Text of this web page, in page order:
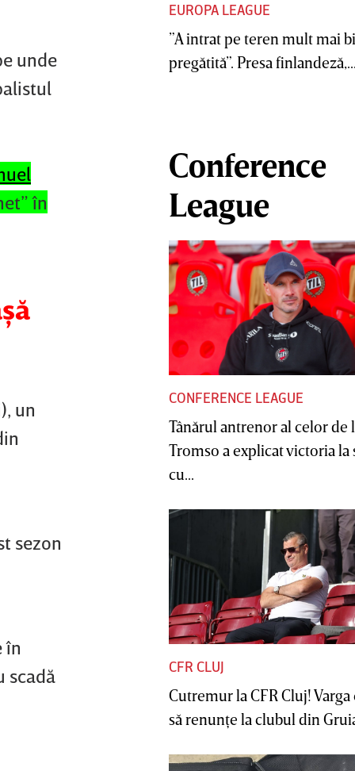
unde
în
un
sezon
în
scadă
EUROPA LEAGUE
”A intrat pe teren mult mai
pregătită”. Presa
Conference
League
CONFERENCE LEAGUE
Tânărul antrenor al celor de
Tromso a explicat victoria la
cu...
CFR CLUJ
Cutremur la CFR Cluj! Varga
să renunţe la clubul din